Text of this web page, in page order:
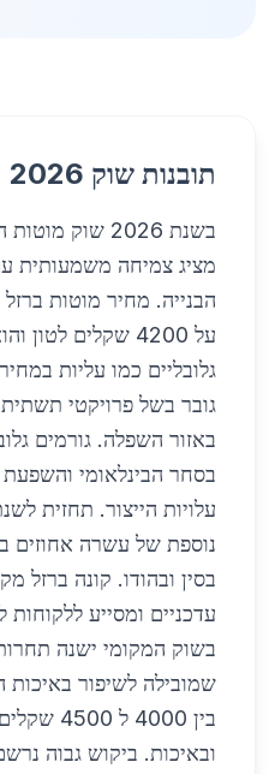
תובנות שוק 2026
בשנת 2026 שוק
מציג צמיחה משמעותית
הבנייה. מחיר מוטות
על 4200 שקלים
גלובליים כמו עליות
גובר בשל פרויקטי
באזור השפלה. גורמים
בסחר הבינלאומי
נוספת של עשרה אחוזים
בסין ובהודו. קונה ברזל
עדכניים ומסייע
בשוק המקומי ישנה
שמובילה לשיפור באיכות
בין 4000
ובאיכות. ביקוש גבוה